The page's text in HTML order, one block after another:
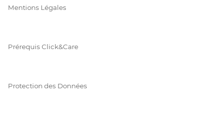
Mentions Légales
Prérequis Click&Care
Protection des Données